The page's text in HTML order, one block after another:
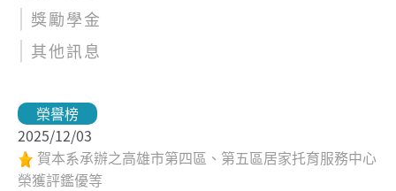
獎勵學金
其他訊息
榮譽榜
2025/12/03
賀本系承辦之高雄市第四區、第五區居家托育服務中心
榮獲評鑑優等